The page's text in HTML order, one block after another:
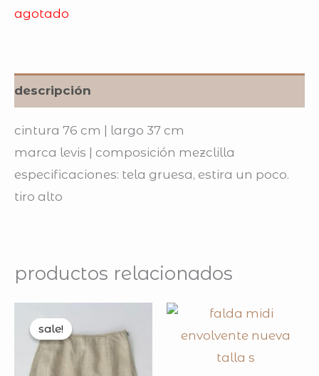
agotado
descripción
cintura 76 cm | largo 37 cm
marca levis | composición mezclilla
especificaciones: tela gruesa, estira un poco.
tiro alto
productos relacionados
sale!
sale!
was:
$159.00.
current
is:
$109.00.